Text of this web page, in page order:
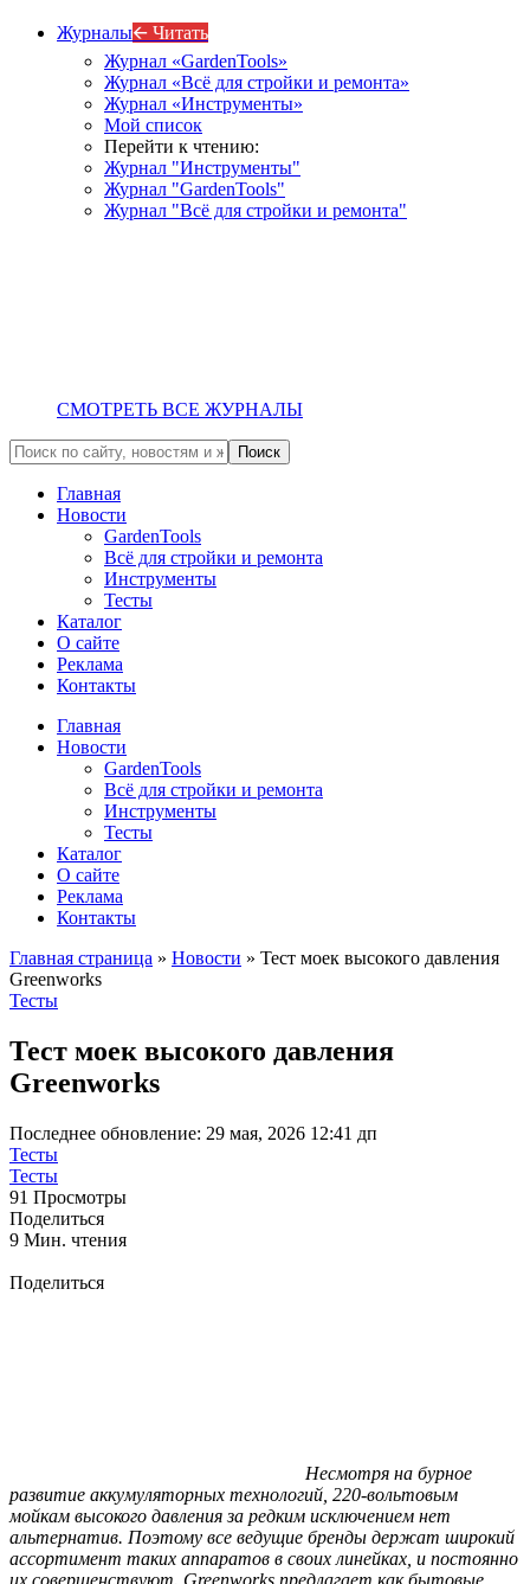
Журналы🡨 Читать
Журнал «GardenTools»
Журнал «Всё для стройки и ремонта»
Журнал «Инструменты»
Мой список
Перейти к чтению:
Журнал "Инструменты"
Журнал "GardenTools"
Журнал "Всё для стройки и ремонта"
СМОТРЕТЬ ВСЕ ЖУРНАЛЫ
Главная
Новости
GardenTools
Всё для стройки и ремонта
Инструменты
Тесты
Каталог
О сайте
Реклама
Контакты
Главная
Новости
GardenTools
Всё для стройки и ремонта
Инструменты
Тесты
Каталог
О сайте
Реклама
Контакты
Главная страница » Новости » Тест моек высокого давления
Greenworks
Тесты
Тест моек высокого давления
Greenworks
Последнее обновление: 29 мая, 2026 12:41 дп
Тесты
Тесты
91 Просмотры
Поделиться
9 Мин. чтения
Поделиться
Несмотря на бурное
развитие аккумуляторных технологий, 220-вольтовым
мойкам высокого давления за редким исключением нет
альтернатив. Поэтому все ведущие бренды держат широкий
ассортимент таких аппаратов в своих линейках, и постоянно
их совершенствуют. Greenworks предлагает как бытовые